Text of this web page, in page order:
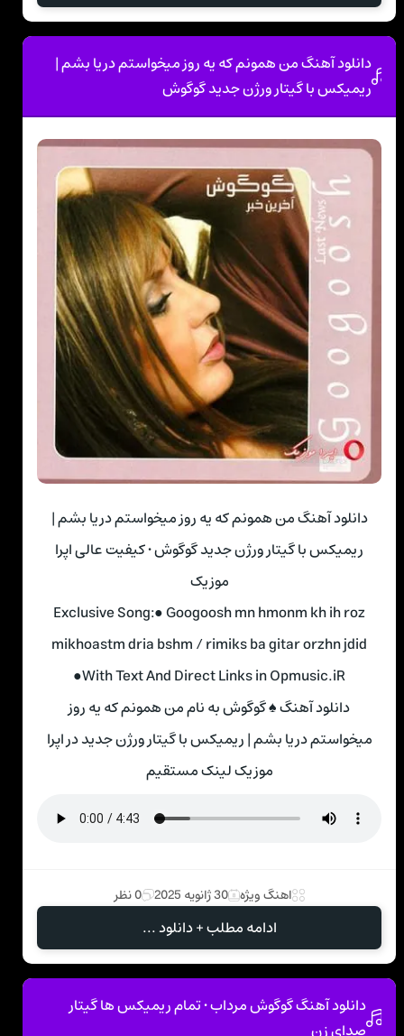
دانلود آهنگ من همونم که یه روز میخواستم دریا بشم |
ریمیکس با گیتار ورژن جدید گوگوش
دانلود آهنگ من همونم که یه روز میخواستم دریا بشم |
ریمیکس با گیتار ورژن جدید گوگوش • کیفیت عالی اپرا
موزیک
Exclusive Song:● Googoosh mn hmonm kh ih roz
mikhoastm dria bshm / rimiks ba gitar orzhn jdid
●With Text And Direct Links in Opmusic.iR
دانلود آهنگ ♠ گوگوش به نام من همونم که یه روز
میخواستم دریا بشم | ریمیکس با گیتار ورژن جدید در اپرا
موزیک لینک مستقیم
اهنگ ویژه 30 ژانویه 2025 0 نظر
ادامه مطلب + دانلود ...
دانلود آهنگ گوگوش مرداب • تمام ریمیکس ها گیتار
صدای زن